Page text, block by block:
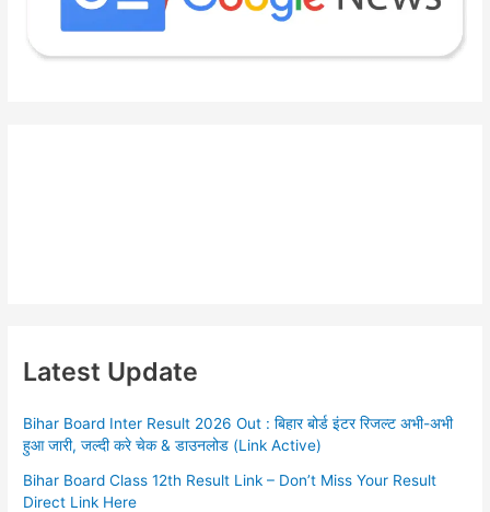
Latest Update
Bihar Board Inter Result 2026 Out : बिहार बोर्ड इंटर रिजल्ट अभी-अभी
हुआ जारी, जल्दी करे चेक & डाउनलोड (Link Active)
Bihar Board Class 12th Result Link – Don’t Miss Your Result
Direct Link Here